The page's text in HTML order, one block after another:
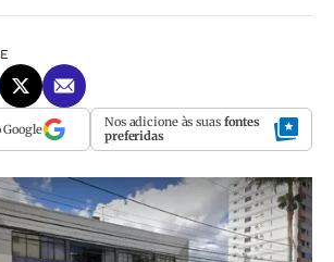
Nos adicione às suas fontes
preferidas